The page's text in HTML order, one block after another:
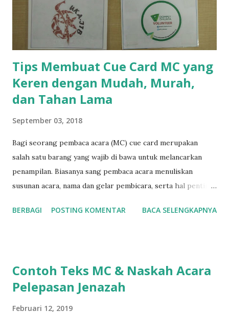
dibantu asisten, GM akan berhasil menebak barang yang
dipilih. Lalu GM akan bertanya bagaimana caranya.
Jawabannya adalah asisten membantu GM menebak dengan
menyebut...
Tips Membuat Cue Card MC yang
Keren dengan Mudah, Murah,
dan Tahan Lama
September 03, 2018
Bagi seorang pembaca acara (MC) cue card merupakan
salah satu barang yang wajib di bawa untuk melancarkan
penampilan. Biasanya sang pembaca acara menuliskan
susunan acara, nama dan gelar pembicara, serta hal penting
(sebagian orang menyebutnya que card ) ini tidak hanya
akan diminta membuat cue card sebelum melakukan long
speech selama 1 s/d 2 menit di tes speaking part 2. Cue
BERBAGI POSTING KOMENTAR BACA SELENGKAPNYA
Contoh Teks MC & Naskah Acara
Pelepasan Jenazah
Februari 12, 2019